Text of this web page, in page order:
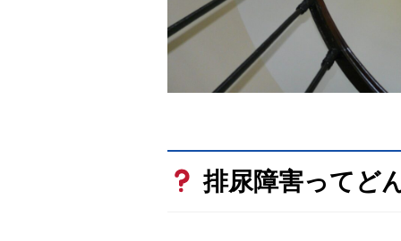
排尿障害ってど